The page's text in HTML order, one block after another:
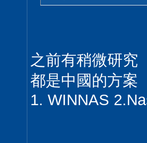
之前有稍微研究
都是中國的方案
1. WINNAS